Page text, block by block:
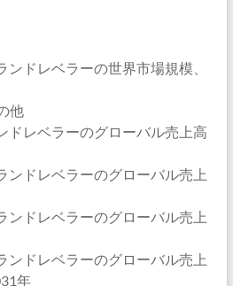
ドレベラーの世界市場規模、
他
ドレベラーのグローバル売上高
ドレベラーのグローバル売上
ドレベラーのグローバル売上
ドレベラーのグローバル売上
年